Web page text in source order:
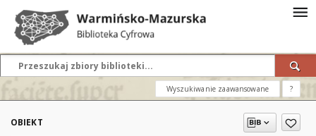
Wyszukiwanie zaawansowane ?
OBIEKT